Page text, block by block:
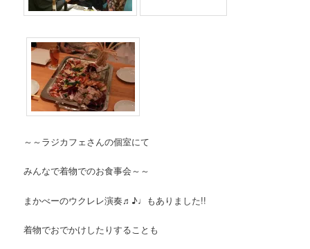
～～ラジカフェさんの個室にて
みんなで着物でのお食事会～～
まかべーのウクレレ演奏♬♪♩もありました!!
着物でおでかけしたりすることも